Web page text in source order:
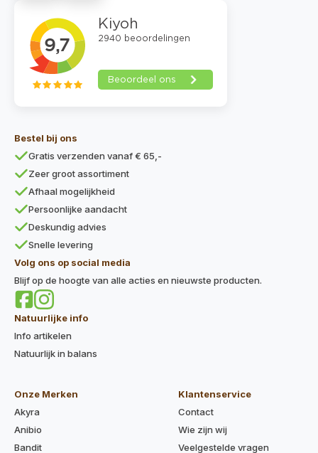
Bestel bij ons
Gratis verzenden vanaf € 65,-
Zeer groot assortiment
Afhaal mogelijkheid
Persoonlijke aandacht
Deskundig advies
Snelle levering
Volg ons op social media
Blijf op de hoogte van alle acties en nieuwste producten.
Natuurlijke info
Info artikelen
Natuurlijk in balans
Onze Merken
Akyra
Anibio
Bandit
Klantenservice
Contact
Wie zijn wij
Veelgestelde vragen